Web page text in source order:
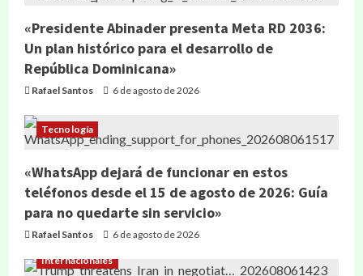
«Presidente Abinader presenta Meta RD 2036:
Un plan histórico para el desarrollo de
República Dominicana»
Rafael Santos 6 de agosto de 2026
Tecnología
«WhatsApp dejará de funcionar en estos
teléfonos desde el 15 de agosto de 2026: Guía
para no quedarte sin servicio»
Rafael Santos 6 de agosto de 2026
Internacionales